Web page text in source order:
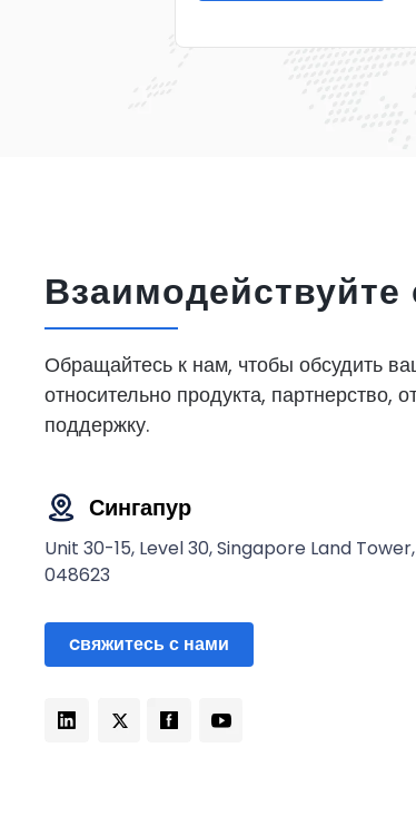
Взаимодействуйте
Обращайтесь к нам, чтобы обсудить
относительно продукта,
поддержку.
Сингапур
Unit 30-15, Level 30, Singapore Land
048623
cвяжитесь с нами